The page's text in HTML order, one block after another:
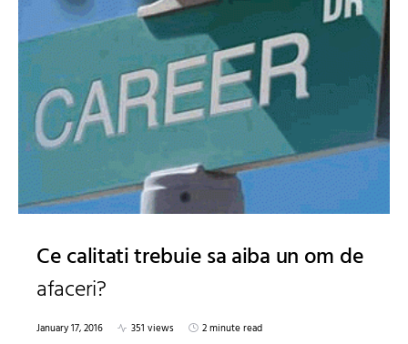
Ce calitati trebuie sa aiba un om de
afaceri?
January 17, 2016 351 views
2 minute read